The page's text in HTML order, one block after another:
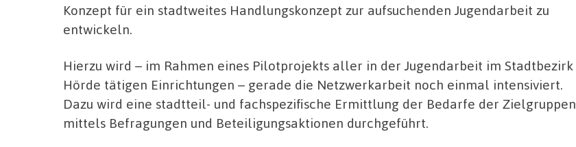
Konzept für ein stadtweites Handlungskonzept zur aufsuchenden Jugendarbeit zu
entwickeln.
Hierzu wird – im Rahmen eines Pilotprojekts aller in der Jugendarbeit im Stadtbezirk
Hörde tätigen Einrichtungen – gerade die Netzwerkarbeit noch einmal intensiviert.
Dazu wird eine stadtteil- und fachspezifische Ermittlung der Bedarfe der Zielgruppen
mittels Befragungen und Beteiligungsaktionen durchgeführt.